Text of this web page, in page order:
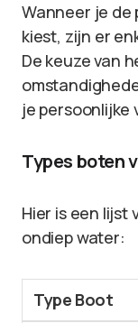
Wanneer je
kiest, zijn er
De keuze van
je persoonlijke
Types boten
Hier is een lijst
ondiep water:
Type Boot